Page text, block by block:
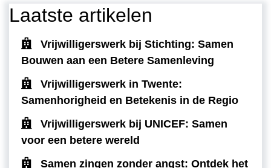
Laatste artikelen
Vrijwilligerswerk bij Stichting: Samen
Bouwen aan een Betere Samenleving
Vrijwilligerswerk in Twente:
Samenhorigheid en Betekenis in de Regio
Vrijwilligerswerk bij UNICEF: Samen
voor een betere wereld
Samen zingen zonder angst: Ontdek het